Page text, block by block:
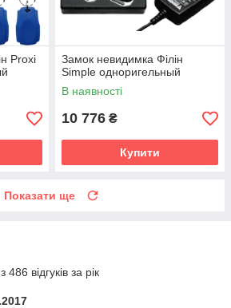
Proxi
Замок невидимка Філін
Simple одноригельный
В наявності
10 776 ₴
Купити
Показати ще
відгуків за рік